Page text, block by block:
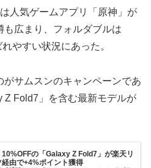
人気ゲームアプリ「原神」が
も広まり、フォルダブルは
やすい状況にあった。
サムスンのキャンペーンであ
Z Fold7」を含む最新モデルが
10%OFFの「Galaxy Z Fold7」が楽天リ
経由で+4%ポイント獲得